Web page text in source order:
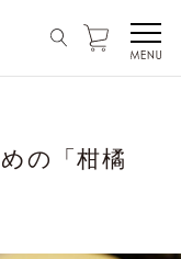
の「柑橘